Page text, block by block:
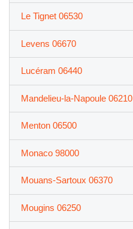
Le Tignet 06530
Levens 06670
Lucéram 06440
Mandelieu-la-Napoule 06210
Menton 06500
Monaco 98000
Mouans-Sartoux 06370
Mougins 06250